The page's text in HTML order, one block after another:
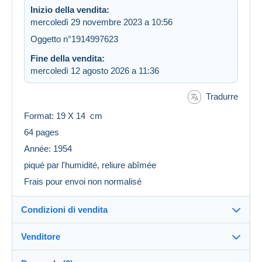
Inizio della vendita:
mercoledì 29 novembre 2023 a 10:56
Oggetto n°1914997623
Fine della vendita:
mercoledì 12 agosto 2026 a 11:36
Tradurre
Format: 19 X 14 cm
64 pages
Année: 1954
piqué par l'humidité, reliure abîmée
Frais pour envoi non normalisé
Condizioni di vendita
Destinazione:
Venditore